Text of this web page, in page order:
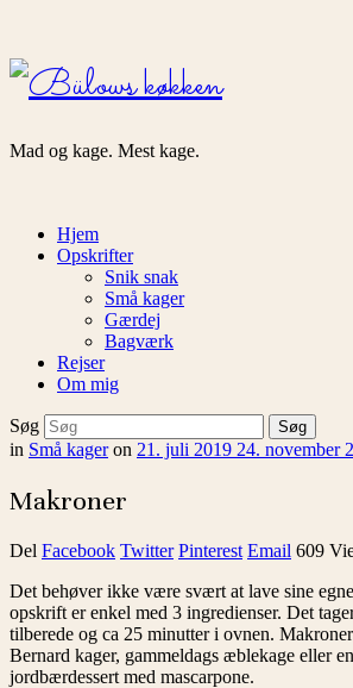
Bülows
køkken
Mad og kage. Mest kage.
Hjem
Opskrifter
Snik snak
Små kager
Gærdej
Bagværk
Rejser
Om mig
Søg
in Små kager on 21. juli 2019 24. november
Makroner
Del Facebook Twitter Pinterest Email 609
Det behøver ikke være svært at lave sine
opskrift er enkel med 3 ingredienser. Det
tilberede og ca 25 minutter i ovnen.
Bernard kager, gammeldags æblekage eller
jordbærdessert med mascarpone.